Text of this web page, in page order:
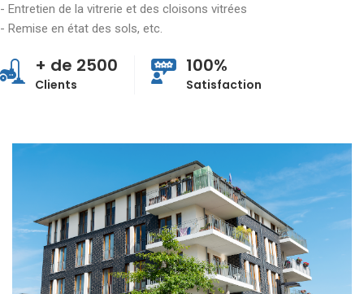
- Entretien de la vitrerie et des cloisons vitrées
- Remise en état des sols, etc.
+ de 2500
Clients
100%
Satisfaction